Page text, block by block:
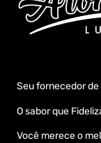
Seu fornecedor
O sabor que
Você merece o